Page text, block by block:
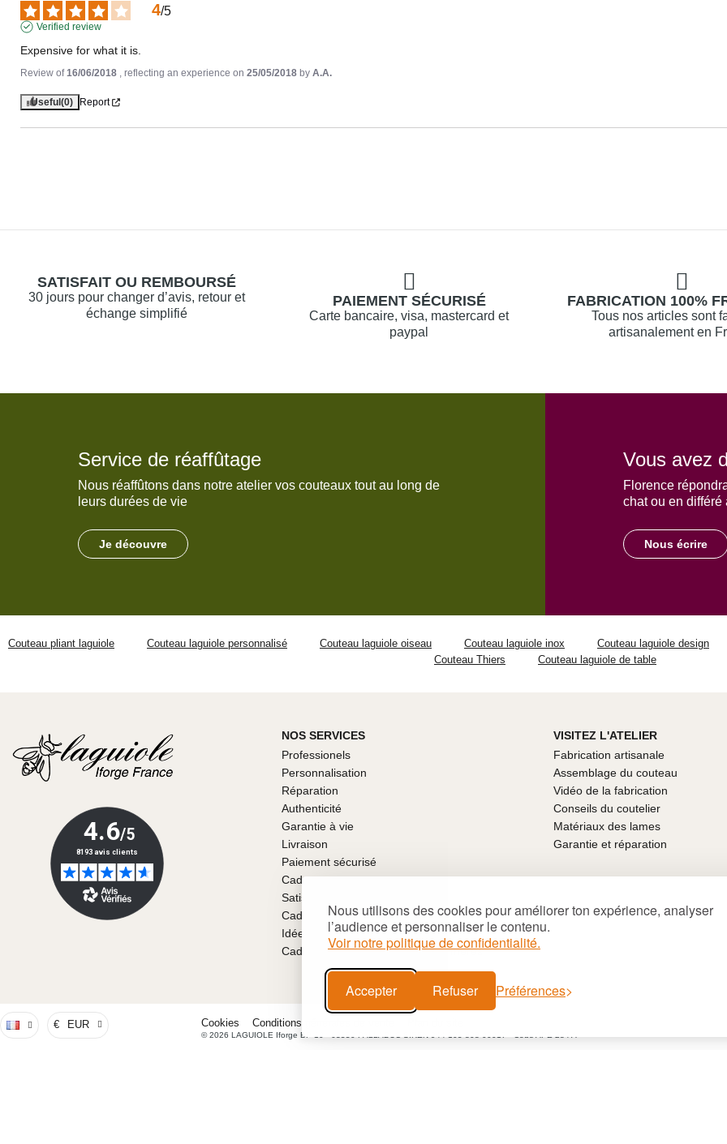
Nous utilisons des cookies pour améliorer ton expérience, analyser
l’audience et personnaliser le contenu.
Voir notre politique de confidentialité.
Accepter Refuser Préférences
4/5
Verified review
Expensive for what it is.
Review of16/06/2018 , reflecting an experience on 25/05/2018 by A.A.
Useful (0) Report
SATISFAIT OU REMBOURSÉ
30 jours pour changer d’avis, retour et
échange simplifié
PAIEMENT SÉCURISÉ
Carte bancaire, visa, mastercard et
paypal
FABRICATION 100%
Tous nos articles sont
artisanalement en
Service de réaffûtage
Nous réaffûtons dans notre atelier vos couteaux tout au long de
leurs durées de vie
Je découvre
Vous avez
Florence
chat ou en différé
Nous écrire
Couteau pliant laguiole Couteau laguiole personnalisé Couteau laguiole oiseau Couteau laguiole inox Couteau laguiole design
Couteau Thiers
Couteau laguiole de table
NOS SERVICES
Professionels
Personnalisation
Réparation
Authenticité
Garantie à vie
Livraison
Paiement sécurisé
Cadeaux
Satisfait ou remboursé
Cadeaux pour la fête des pères
Idées de cadeaux pour Noël
Cadeaux personnalisés fête des mères
VISITEZ L'ATELIER
Fabrication artisanale
Assemblage du couteau
Vidéo de la fabrication
Conseils du coutelier
Matériaux des lames
Garantie et réparation
€ EUR Cookies Conditions générales de vente
© 2026 LAGUIOLE Iforge BP 10 - 63550 PALLADUC SIREN 944 105 808 00017 - Code APE 284 A